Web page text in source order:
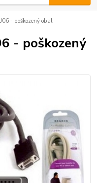
- poškozený obal
- poškozený